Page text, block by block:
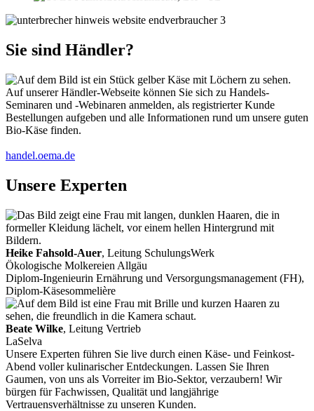
Sie sind Händler?
Auf unserer Händler-Webseite können Sie sich zu Handels-
Seminaren und -Webinaren anmelden, als registrierter Kunde
Bestellungen aufgeben und alle Informationen rund um unsere guten
Bio-Käse finden.
handel.oema.de
Unsere Experten
Heike Fahsold-Auer, Leitung SchulungsWerk
Ökologische Molkereien Allgäu
Diplom-Ingenieurin Ernährung und Versorgungsmanagement (FH),
Diplom-Käsesommelière
Beate Wilke, Leitung Vertrieb
LaSelva
Unsere Experten führen Sie live durch einen Käse- und Feinkost-
Abend voller kulinarischer Entdeckungen. Lassen Sie Ihren
Gaumen, von uns als Vorreiter im Bio-Sektor, verzaubern! Wir
bürgen für Fachwissen, Qualität und langjährige
Vertrauensverhältnisse zu unseren Kunden.